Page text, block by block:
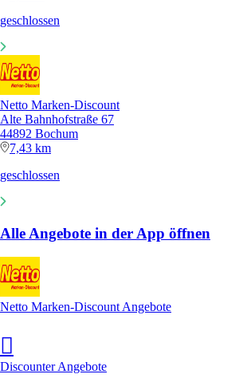
geschlossen
Netto Marken-Discount
Alte Bahnhofstraße 67
44892 Bochum
7,43 km
geschlossen
Alle Angebote in der App öffnen
Netto Marken-Discount Angebote
Discounter Angebote